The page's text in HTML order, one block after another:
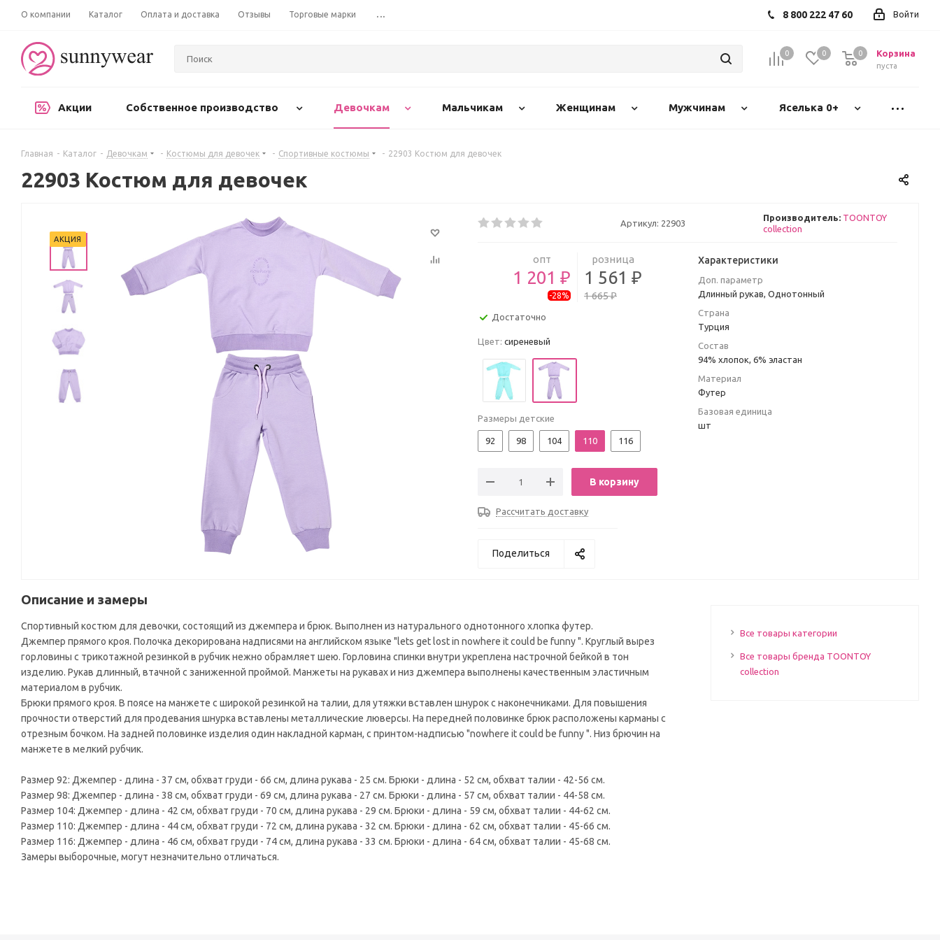
О компании Каталог Оплата и доставка Отзывы Торговые марки ... Войти
8 800 222 47 60
0 0 Корзина
пуста
0
Акции Собственное производство Девочкам Мальчикам Женщинам Мужчинам Яселька 0+
Главная - Каталог - Девочкам - Костюмы для девочек - Спортивные костюмы - 22903 Костюм для девочек
22903 Костюм для девочек
АКЦИЯ
Артикул: 22903
Производитель: TOONTOY
collection
опт
1 201 ₽
-28%
розница
1 561 ₽
1 665 ₽
Достаточно
Цвет: сиреневый
Размеры детские
92 98 104 110 116
В корзину
Рассчитать доставку
Характеристики
Доп. параметр
Длинный рукав, Однотонный
Страна
Турция
Состав
94% хлопок, 6% эластан
Материал
Футер
Базовая единица
шт
Поделиться
Описание и замеры
Спортивный костюм для девочки, состоящий из джемпера и брюк. Выполнен из натурального однотонного хлопка футер.
Джемпер прямого кроя. Полочка декорирована надписями на английском языке "lets get lost in nowhere it could be funny ". Круглый вырез
горловины с трикотажной резинкой в рубчик нежно обрамляет шею. Горловина спинки внутри укреплена настрочной бейкой в тон
изделию. Рукав длинный, втачной с заниженной проймой. Манжеты на рукавах и низ джемпера выполнены качественным эластичным
материалом в рубчик.
Брюки прямого кроя. В поясе на манжете с широкой резинкой на талии, для утяжки вставлен шнурок с наконечниками. Для повышения
прочности отверстий для продевания шнурка вставлены металлические люверсы. На передней половинке брюк расположены карманы с
отрезным бочком. На задней половинке изделия один накладной карман, с принтом-надписью "nowhere it could be funny ". Низ брючин на
манжете в мелкий рубчик.
Размер 92: Джемпер - длина - 37 см, обхват груди - 66 см, длина рукава - 25 см. Брюки - длина - 52 см, обхват талии - 42-56 см.
Размер 98: Джемпер - длина - 38 см, обхват груди - 69 см, длина рукава - 27 см. Брюки - длина - 57 см, обхват талии - 44-58 см.
Размер 104: Джемпер - длина - 42 см, обхват груди - 70 см, длина рукава - 29 см. Брюки - длина - 59 см, обхват талии - 44-62 см.
Размер 110: Джемпер - длина - 44 см, обхват груди - 72 см, длина рукава - 32 см. Брюки - длина - 62 см, обхват талии - 45-66 см.
Размер 116: Джемпер - длина - 46 см, обхват груди - 74 см, длина рукава - 33 см. Брюки - длина - 64 см, обхват талии - 45-68 см.
Замеры выборочные, могут незначительно отличаться.
Все товары категории
Все товары бренда TOONTOY
collection